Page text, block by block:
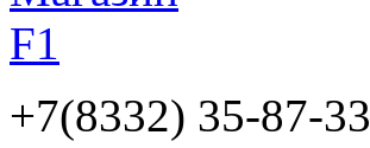
+7(8332) 35-87-33